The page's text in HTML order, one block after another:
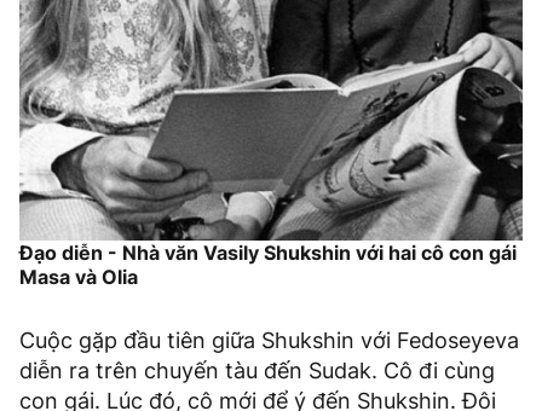
Đạo diễn - Nhà văn Vasily Shukshin với hai cô con gái
Masa và Olia
Cuộc gặp đầu tiên giữa Shukshin với Fedoseyeva
diễn ra trên chuyến tàu đến Sudak. Cô đi cùng
con gái. Lúc đó, cô mới để ý đến Shukshin. Đôi